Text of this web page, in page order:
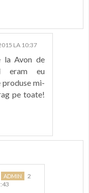
LA 10:37
la Avon de
eram eu
mi-
pe toate!
2